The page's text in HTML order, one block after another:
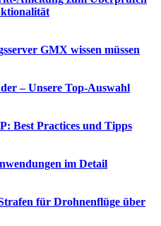
GMX wissen müssen
– Unsere Top-Auswahl
Best Practices und Tipps
im Detail
für Drohnenflüge über